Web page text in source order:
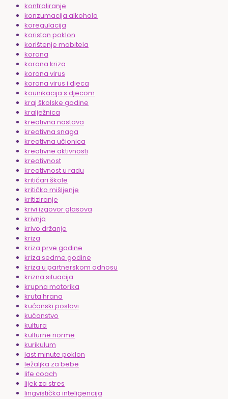
kontroliranje
konzumacija alkohola
koregulacija
koristan poklon
korištenje mobitela
korona
korona kriza
korona virus
korona virus i djeca
kounikacija s djecom
kraj školske godine
kralježnica
kreativna nastava
kreativna snaga
kreativna učionica
kreativne aktivnosti
kreativnost
kreativnost u radu
kritičari škole
kritičko mišljenje
kritiziranje
krivi izgovor glasova
krivnja
krivo držanje
kriza
kriza prve godine
kriza sedme godine
kriza u partnerskom odnosu
krizna situacija
krupna motorika
kruta hrana
kućanski poslovi
kućanstvo
kultura
kulturne norme
kurikulum
last minute poklon
ležaljka za bebe
life coach
lijek za stres
lingvistička inteligencija